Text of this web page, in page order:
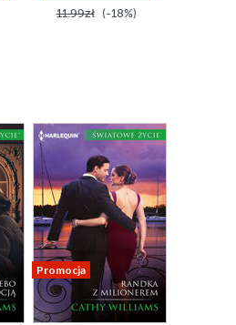
11.99zł (-18%)
Promocja